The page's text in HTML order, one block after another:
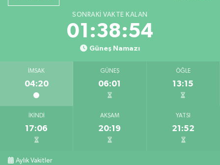
SONRAKI VAKTE KALAN
01:38:54
Güneş Namazı
İMSAK
04:20
GÜNEŞ
06:01
ÖĞLE
13:15
İKINDI
17:06
AKŞAM
20:19
YATSI
21:52
Aylık Vakitler